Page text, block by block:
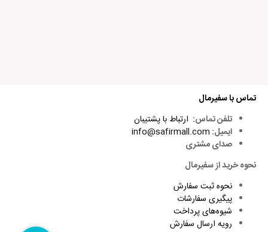
تماس با سفیرمال
تلفن تماس: ارتباط با پشتیبان
ایمیل: info@safirmall.com
صدای مشتری
نحوه خرید از سفیرمال
نحوه ثبت سفارش
پیگیری سفارشات
شیوه‌های پرداخت
رویه ارسال سفارش